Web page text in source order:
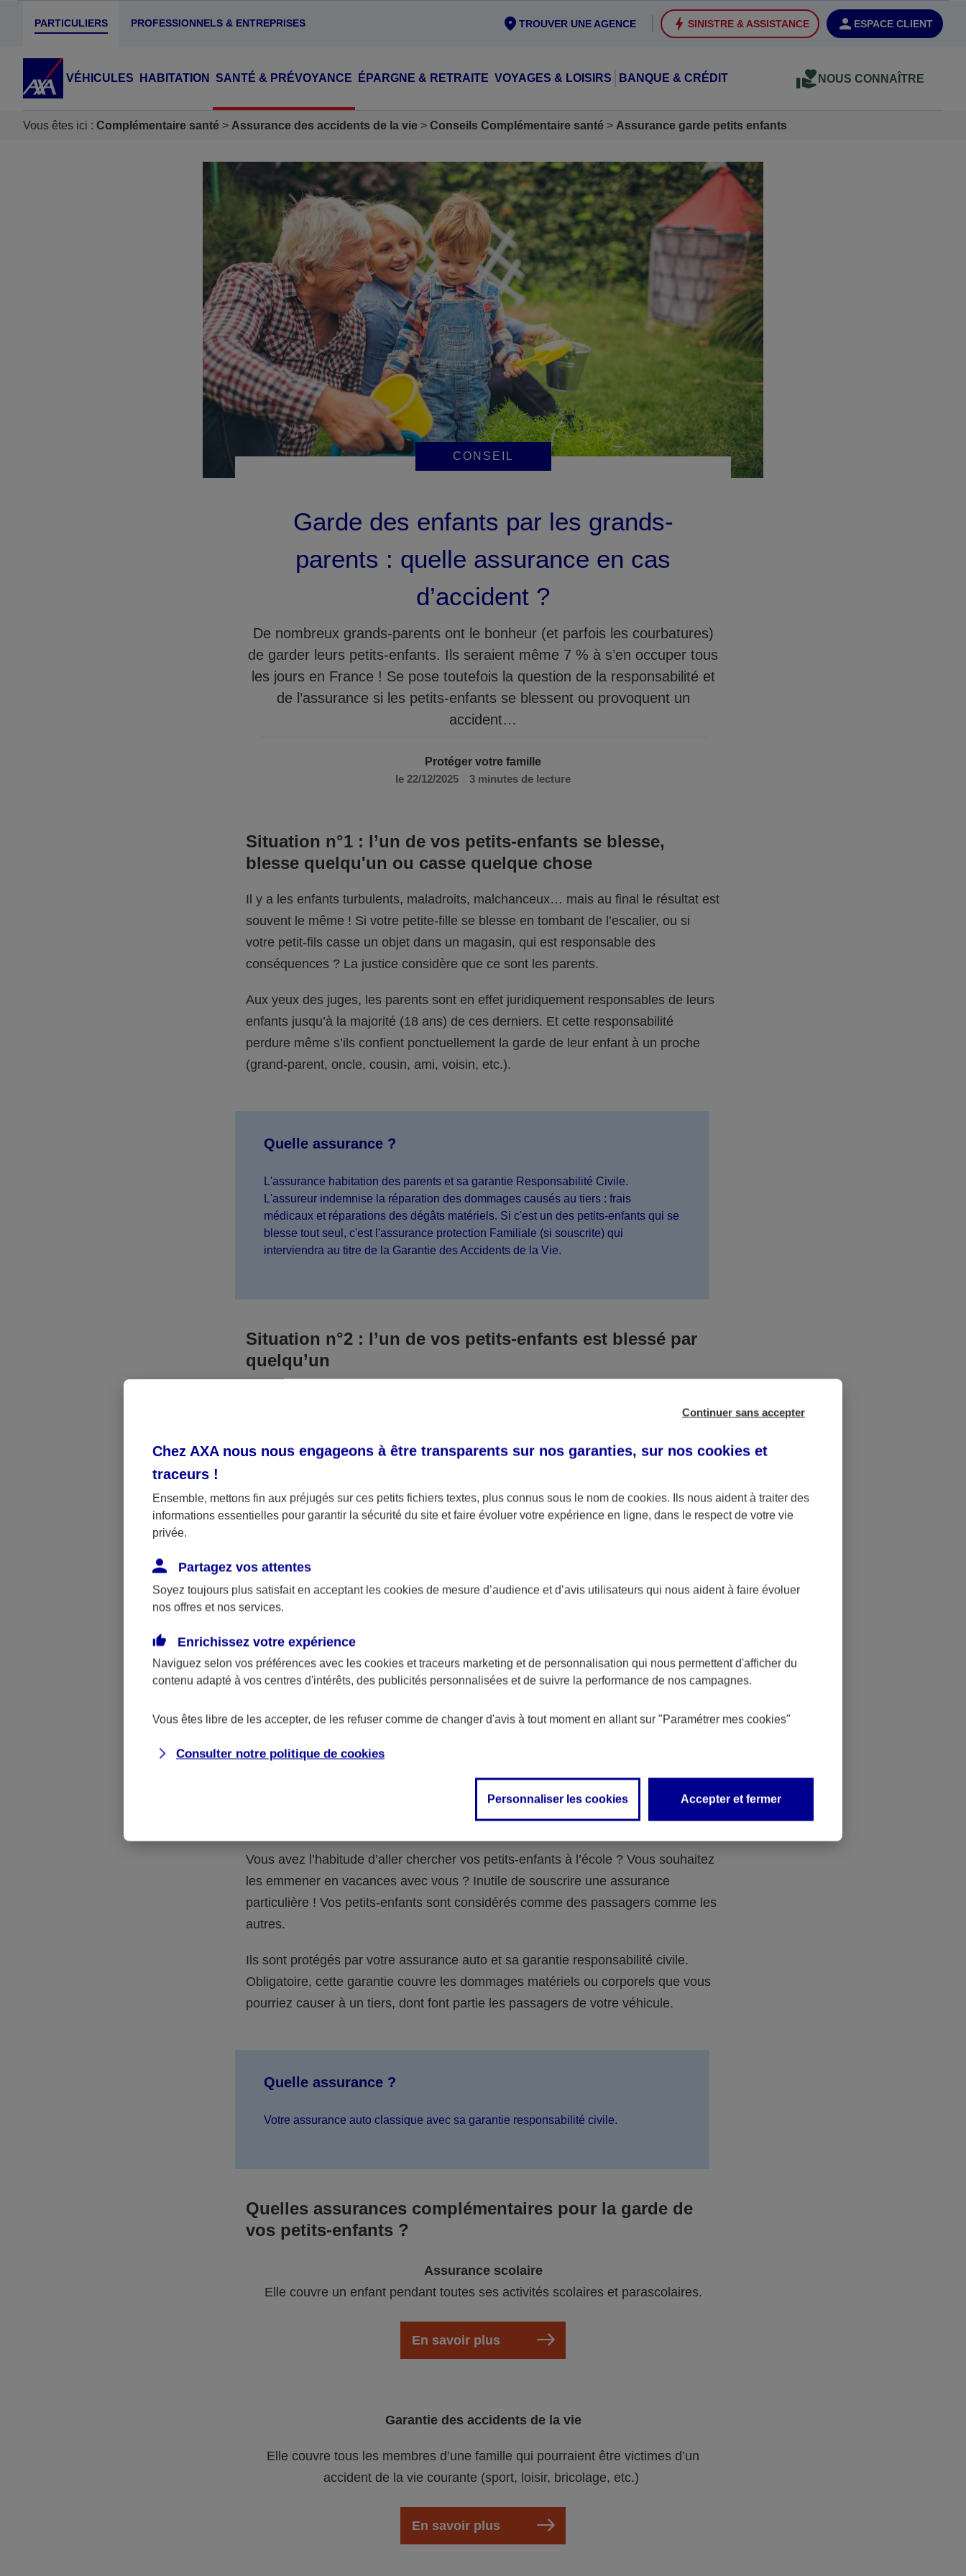
PARTICULIERS PROFESSIONNELS & ENTREPRISES ESPACE CLIENT
SINISTRE & ASSISTANCE
TROUVER UNE AGENCE
VÉHICULES HABITATION SANTÉ & PRÉVOYANCE ÉPARGNE & RETRAITE VOYAGES & LOISIRS BANQUE & CRÉDIT NOUS CONNAÎTRE
Vous êtes ici : Complémentaire santé Assurance des accidents de la vie Conseils Complémentaire santé Assurance garde petits enfants
CONSEIL
Protéger votre famille
le 22/12/2025
3 minutes de lecture
Garde des enfants par les grands-
parents : quelle assurance en cas
d’accident ?
De nombreux grands-parents ont le bonheur (et parfois les courbatures)
de garder leurs petits-enfants. Ils seraient même 7 % à s’en occuper tous
les jours en France ! Se pose toutefois la question de la responsabilité et
de l’assurance si les petits-enfants se blessent ou provoquent un
accident…
Situation n°1 : l’un de vos petits-enfants se blesse,
blesse quelqu'un ou casse quelque chose
Il y a les enfants turbulents, maladroits, malchanceux… mais au final le résultat est
souvent le même ! Si votre petite-fille se blesse en tombant de l’escalier, ou si
votre petit-fils casse un objet dans un magasin, qui est responsable des
conséquences ? La justice considère que ce sont les parents.
Aux yeux des juges, les parents sont en effet juridiquement responsables de leurs
enfants jusqu’à la majorité (18 ans) de ces derniers. Et cette responsabilité
perdure même s’ils confient ponctuellement la garde de leur enfant à un proche
(grand-parent, oncle, cousin, ami, voisin, etc.).
Quelle assurance ?
L'assurance habitation des parents et sa garantie Responsabilité Civile.
L'assureur indemnise la réparation des dommages causés au tiers : frais
médicaux et réparations des dégâts matériels. Si c'est un des petits-enfants qui se
blesse tout seul, c'est l'assurance protection Familiale (si souscrite) qui
interviendra au titre de la Garantie des Accidents de la Vie.
Situation n°2 : l’un de vos petits-enfants est blessé par
quelqu’un
responsable. Aux yeux de la justice, le responsable est la personne ayant entrainé
médicaux et éventuelles indemnisations en guise de dommage.
Néanmoins, si aucun responsable n’a été désigné ou retrouvé pour l’accident dont
a été victime votre petit-fils ou petite-fille, seule une assurance spécifique
fonctionner.
Quelle assurance ?
La responsabilité civile de la personne désignée comme responsable de
accidents de la vie) que vous auriez souscrite pour votre famille.
Situation n°3 : vous avez un accident de voiture avec vos
Vous avez l’habitude d’aller chercher vos petits-enfants à l’école ? Vous souhaitez
les emmener en vacances avec vous ? Inutile de souscrire une assurance
particulière ! Vos petits-enfants sont considérés comme des passagers comme les
autres.
Ils sont protégés par votre assurance auto et sa garantie responsabilité civile.
Obligatoire, cette garantie couvre les dommages matériels ou corporels que vous
pourriez causer à un tiers, dont font partie les passagers de votre véhicule.
Quelle assurance ?
Votre assurance auto classique avec sa garantie responsabilité civile.
Quelles assurances complémentaires pour la garde de
vos petits-enfants ?
Assurance scolaire
Elle couvre un enfant pendant toutes ses activités scolaires et parascolaires.
En savoir plus
Garantie des accidents de la vie
Elle couvre tous les membres d’une famille qui pourraient être victimes d’un
accident de la vie courante (sport, loisir, bricolage, etc.)
En savoir plus
Continuer sans accepter
Chez AXA nous nous engageons à être transparents sur nos garanties, sur nos cookies et
traceurs !
Ensemble, mettons fin aux préjugés sur ces petits fichiers textes, plus connus sous le nom de cookies. Ils nous aident à traiter des
informations essentielles pour garantir la sécurité du site et faire évoluer votre expérience en ligne, dans le respect de votre vie
privée.
Partagez vos attentes
Soyez toujours plus satisfait en acceptant les cookies de mesure d’audience et d’avis utilisateurs qui nous aident à faire évoluer
nos offres et nos services.
Enrichissez votre expérience
Naviguez selon vos préférences avec les cookies et traceurs marketing et de personnalisation qui nous permettent d'afficher du
contenu adapté à vos centres d'intérêts, des publicités personnalisées et de suivre la performance de nos campagnes.
Vous êtes libre de les accepter, de les refuser comme de changer d'avis à tout moment en allant sur "Paramétrer mes cookies"
Consulter notre politique de cookies
Personnaliser les cookies Accepter et fermer